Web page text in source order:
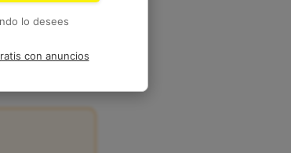
lo desees
con anuncios